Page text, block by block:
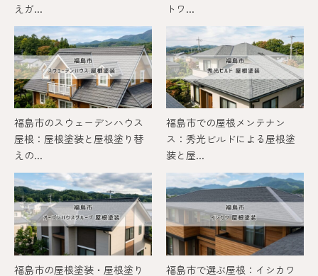
えガ...
トワ...
福島市のスウェーデンハウス
屋根：屋根塗装と屋根塗り替
えの...
福島市での屋根メンテナン
ス：秀光ビルドによる屋根塗
装と屋...
福島市の屋根塗装・屋根塗り 福島市で選ぶ屋根：イシカワ